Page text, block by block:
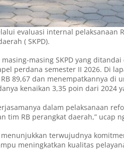
evaluasi internal pelaksanaan
( SKPD).
masing SKPD yang
perdana semester II 2026. Di
89,67 dan menempatkannya di
kenaikan 3,35 poin dari 2024
dalam pelaksanaan
tim RB perangkat daerah,” ucap
terwujudnya
meningkatkan kualitas